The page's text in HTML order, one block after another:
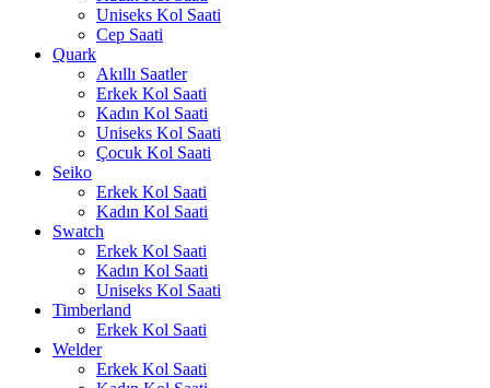
Uniseks Kol Saati
Cep Saati
Quark
Akıllı Saatler
Erkek Kol Saati
Kadın Kol Saati
Uniseks Kol Saati
Çocuk Kol Saati
Seiko
Erkek Kol Saati
Kadın Kol Saati
Swatch
Erkek Kol Saati
Kadın Kol Saati
Uniseks Kol Saati
Timberland
Erkek Kol Saati
Welder
Erkek Kol Saati